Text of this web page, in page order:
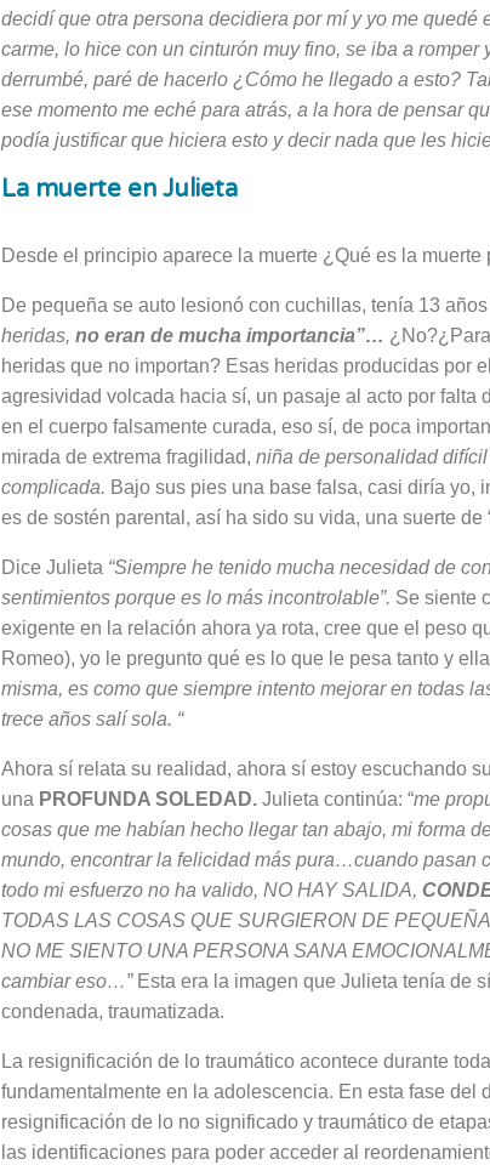
decidí que otra persona decidiera por mí y yo me
carme, lo hice con un cinturón muy fino, se iba a romper
derrumbé, paré de hacerlo ¿Cómo he llegado a esto?
ese momento me eché para atrás, a la hora de pensar
podía justi­ficar que hiciera esto y decir nada que les
La muerte en Julieta
Desde el principio aparece la muerte ¿Qué es la muerte
De pequeña se auto lesionó con cuchillas, tenía 13 años
heridas, no eran de mucha im­portancia”…
heridas que no impor­tan? Esas heridas producidas por
agresividad volcada hacia sí, un pasaje al acto por falta
en el cuerpo falsamente curada, eso sí, de poca
mirada de extrema fragilidad, niña de personalidad
complicada. Bajo sus pies una base falsa, casi diría yo,
es de sostén parental, así ha sido su vida, una suerte de
Dice Julieta “Siempre he tenido mucha ne­cesidad de
sentimientos porque es lo más in­controlable”. Se siente
exigente en la relación ahora ya rota, cree que el peso
Romeo), yo le pre­gunto qué es lo que le pesa tanto y
misma, es como que siempre intento mejo­rar en todas
trece años salí sola. “
Ahora sí relata su realidad, ahora sí estoy escuchando
una PROFUNDA SOLEDAD. Ju­lieta continúa: “me
cosas que me habían hecho llegar tan abajo, mi forma
mundo, en­contrar la felicidad más pura…cuando pa­san
todo mi esfuerzo no ha valido, NO HAY SA­LIDA,
TODAS LAS COSAS QUE SURGIE­RON DE
NO ME SIENTO UNA PERSONA SANA
cambiar eso…” Esta era la imagen que Julieta tenía de
con­denada, traumatizada.
La resignificación de lo traumático acon­tece durante
fundamentalmente en la ado­lescencia. En esta fase del
resignificación de lo no signifi­cado y traumático de
las identificaciones para poder acceder al